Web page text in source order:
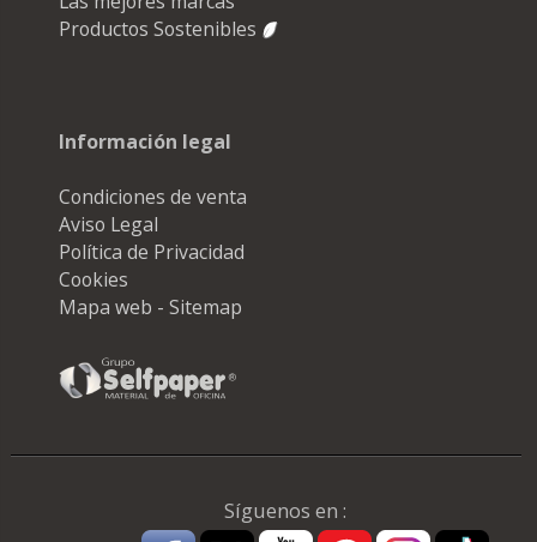
Productos Sostenibles
Información legal
Condiciones de venta
Aviso Legal
Política de Privacidad
Cookies
Mapa web - Sitemap
Síguenos en :